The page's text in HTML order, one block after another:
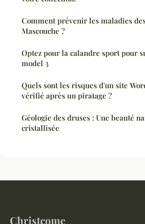
Comment prévenir les maladies
Mascouche ?
Optez pour la calandre sport pour
model 3
Quels sont les risques d'un site
vérifié après un piratage ?
Géologie des druses : Une beauté
cristallisée
Christcome